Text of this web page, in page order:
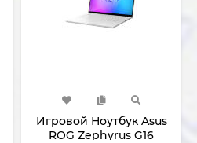
Игровой Ноутбук Asus
ROG Zephyrus G16